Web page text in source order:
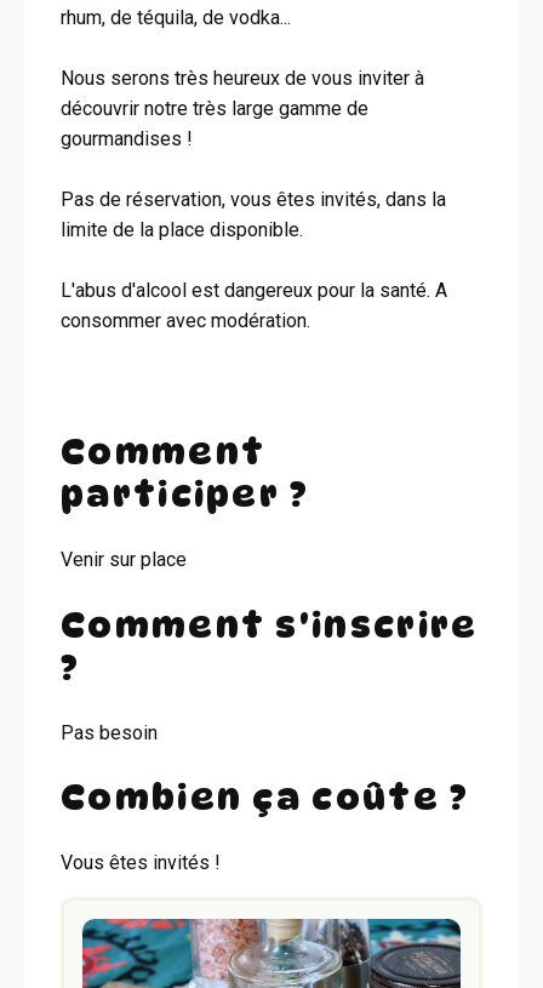
rhum, de téquila, de vodka...
Nous serons très heureux de vous inviter à
découvrir notre très large gamme de
gourmandises !
Pas de réservation, vous êtes invités, dans la
limite de la place disponible.
L'abus d'alcool est dangereux pour la santé. A
consommer avec modération.
Comment
participer ?
Venir sur place
Comment s'inscrire
?
Pas besoin
Combien ça coûte ?
Vous êtes invités !